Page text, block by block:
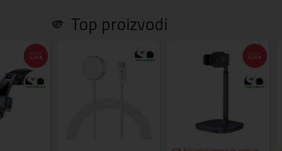
🫵 Top proizvodi
UŠTEDA
4,26 €
UŠTEDA
6,00 €